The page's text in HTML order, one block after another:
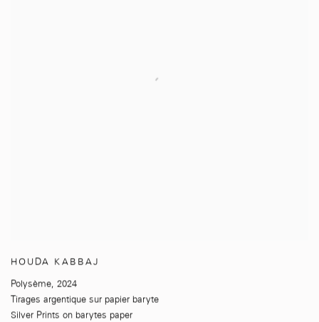
HOUDA KABBAJ
Polysème, 2024
Tirages argentique sur papier baryte
Silver Prints on barytes paper